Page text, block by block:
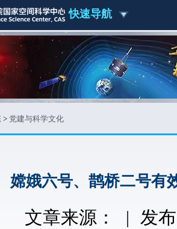
快速导航
> 党建与科学文化
嫦娥六号、鹊桥二号有
文章来源： | 发